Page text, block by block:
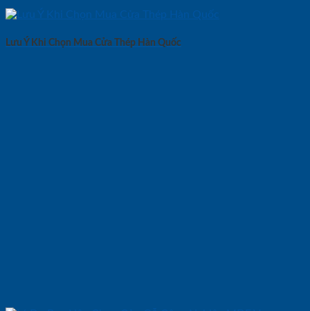
Lưu Ý Khi Chọn Mua Cửa Thép Hàn Quốc